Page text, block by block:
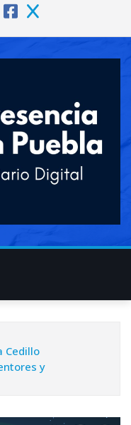
Cedillo
y